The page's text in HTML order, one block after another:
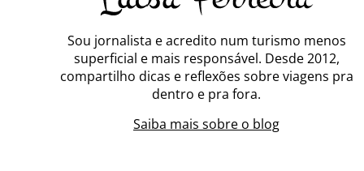
Sou jornalista e acredito num turismo menos
superficial e mais responsável. Desde 2012,
compartilho dicas e reflexões sobre viagens pra
dentro e pra fora.
Saiba mais sobre o blog